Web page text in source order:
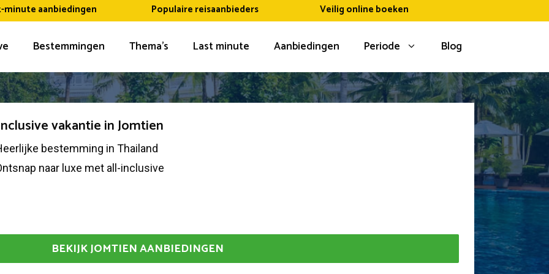
minute aanbiedingen Populaire reisaanbieders Veilig online boeken
Bestemmingen Thema’s Last minute Aanbiedingen Periode Blog
vakantie in Jomtien
bestemming in Thailand
naar luxe met all-inclusive
BEKIJK JOMTIEN AANBIEDINGEN